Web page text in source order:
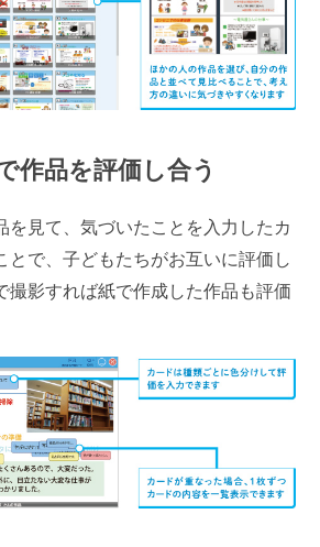
作品を評価し合う
を見て、気づいたことを入力したカ
とで、子どもたちがお互いに評価し
撮影すれば紙で作成した作品も評価